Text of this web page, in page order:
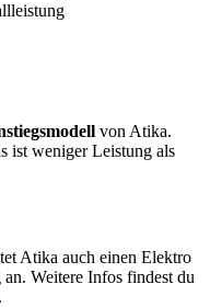
von Atika.
ist weniger Leistung als
Atika auch einen Elektro
Weitere Infos findest du
.